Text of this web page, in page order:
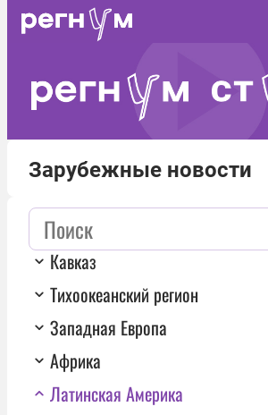
Зарубежные новости
Кавказ
Тихоокеанский регион
Западная Европа
Африка
Латинская Америка